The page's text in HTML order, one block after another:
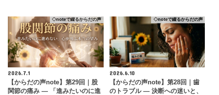
◇noteで綴るからだの声
2026.7.1
【からだの声note】第29回｜股
関節の痛み ― 「進みたいのに進
◇noteで綴るからだの声
2026.6.10
【からだの声note】第28回｜歯
のトラブル ― 決断への迷いと、